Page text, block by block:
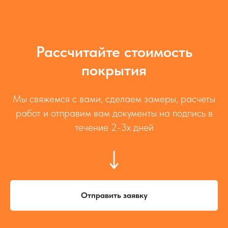
Обратившись в Экостеп-НСК,
вы получите надёжное и
качественное бетонное
эффективна, долговечна и
Мастера компании EcoStep-NSK
используют качественные
Рассчитайте стоимость
покрытия
Мы свяжемся с вами, сделаем замеры, расчеты
работ и отправим вам документы на подпись в
течение 2-3х дней
Отправить заявку